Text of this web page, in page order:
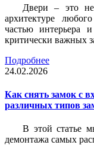
Двери – это
архитектуре
частью интерьера
критически важных
Подробнее
24.02.2026
Как снять замок с
различных типов
В этой статье
демонтажа самых